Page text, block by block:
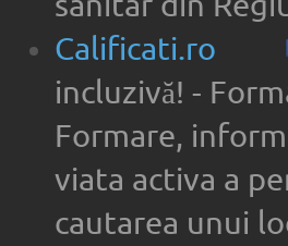
Calificati.ro
incluzivă! -
Formare,
viata activa a
cautarea unui